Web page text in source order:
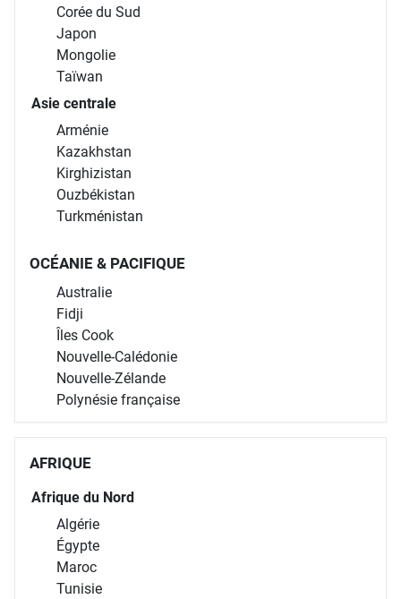
Corée du Sud
Japon
Mongolie
Taïwan
Asie centrale
Arménie
Kazakhstan
Kirghizistan
Ouzbékistan
Turkménistan
OCÉANIE & PACIFIQUE
Australie
Fidji
Îles Cook
Nouvelle-Calédonie
Nouvelle-Zélande
Polynésie française
AFRIQUE
Afrique du Nord
Algérie
Égypte
Maroc
Tunisie